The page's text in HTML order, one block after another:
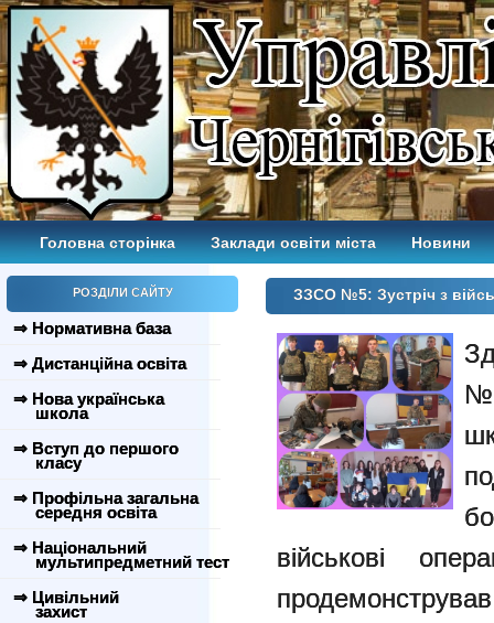
Головна сторінка Заклади освіти міста Новини
РОЗДІЛИ САЙТУ
⇒ Нормативна база
⇒ Дистанційна освіта
⇒ Нова українська
школа
⇒ Вступ до першого
класу
⇒ Профільна загальна
середня освіта
⇒ Національний
мультипредметний тест
⇒ Цивільний
захист
ЗЗСО №5: Зустріч з
військові